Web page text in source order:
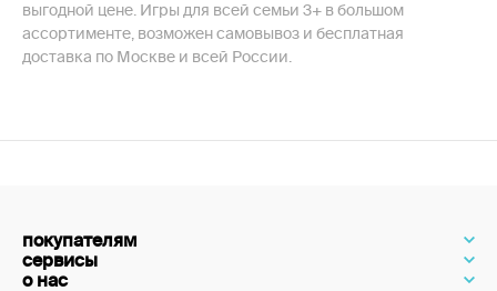
выгодной цене. Игры для всей семьи 3+ в большом
ассортименте, возможен самовывоз и бесплатная
доставка по Москве и всей России.
покупателям
сервисы
о нас